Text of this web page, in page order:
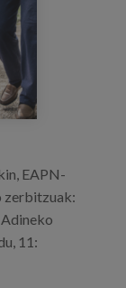
EAPN-
zerbitzuak:
11: